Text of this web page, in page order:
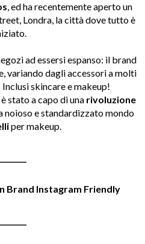
, ed ha recentemente aperto un
Londra, la città dove tutto è
ad essersi espanso: il brand
variando dagli accessori a molti
skincare e makeup!
stato a capo di una rivoluzione
noioso e standardizzato mondo
per makeup.
Brand Instagram Friendly